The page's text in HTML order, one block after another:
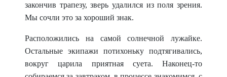
закончив трапезу, зверь удалился из поля зрения.
Мы сочли это за хороший знак.
Расположились на самой солнечной лужайке.
Остальные экипажи потихоньку подтягивались,
вокруг царила приятная суета. Наконец-то